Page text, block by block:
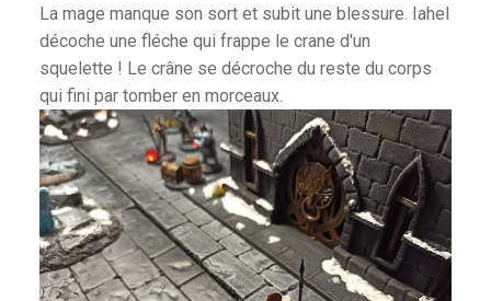
La mage manque son sort et subit une blessure. Iahel
décoche une fléche qui frappe le crane d'un
squelette ! Le crâne se décroche du reste du corps
qui fini par tomber en morceaux.